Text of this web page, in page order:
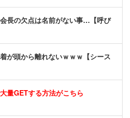
会長の欠点は名前がない事…【呼び
が頭から離れないｗｗｗ【シース
量GETする方法がこちら